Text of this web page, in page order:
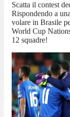
Scatta il contest
Rispondendo a
volare in Brasile
World Cup
12 squadre!